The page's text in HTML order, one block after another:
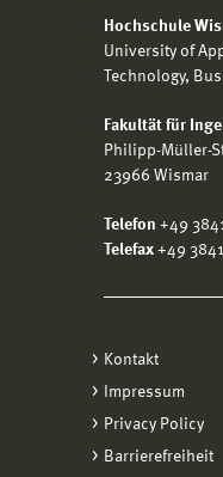
Hochschule
University of
Technology,
Fakultät für
Philipp-Müller-
23966 Wismar
Telefon +49
Telefax +49
Kontakt
Impressum
Privacy Policy
Barrierefreiheit